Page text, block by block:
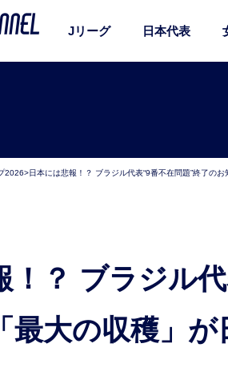
Jリーグ 日本代表
2026>日本には悲報！？ ブラジル代表“9番不在問題”終了の
最大の収穫」